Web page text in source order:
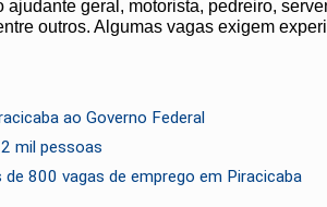
geral, motorista, pedreiro,
outros. Algumas vagas exigem
ao Governo Federal
mil pessoas
800 vagas de emprego em Piracicaba